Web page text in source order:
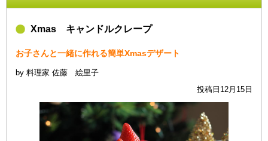
Xmas キャンドルクレープ
お子さんと一緒に作れる簡単Xmasデザート
by 料理家 佐藤 絵里子
投稿日12月15日